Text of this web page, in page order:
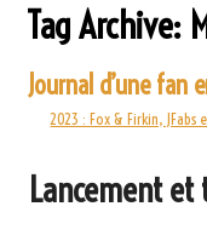
Tag Archive:
Journal d’une fan
2023 : Fox & Firkin, JFabs
Lancement